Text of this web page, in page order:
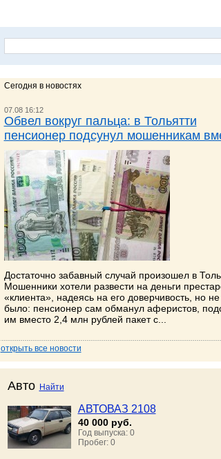
Сегодня в новостях
07.08 16:12
Обвел вокруг пальца: в Тольятти
пенсионер подсунул мошенникам
Достаточно забавный случай произошел в
Мошенники хотели развести на деньги
«клиента», надеясь на его доверчивость, но не
было: пенсионер сам обманул аферистов,
им вместо 2,4 млн рублей пакет с...
открыть все новости
07.08 18:33
сериала «Клятва Гиппократа»...
Авто Найти
АВТОВАЗ 2108
40 000 руб.
Год выпуска: 0
Пробег: 0